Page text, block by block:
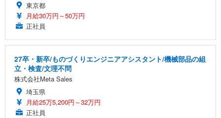
東京都
月給30万円～50万円
正社員
27卒・新卒/ものづくりエンジニアアシスタント/機械部品の組
立・検査/文理不問
株式会社Meta Sales
埼玉県
月給25万5,200円～32万円
正社員